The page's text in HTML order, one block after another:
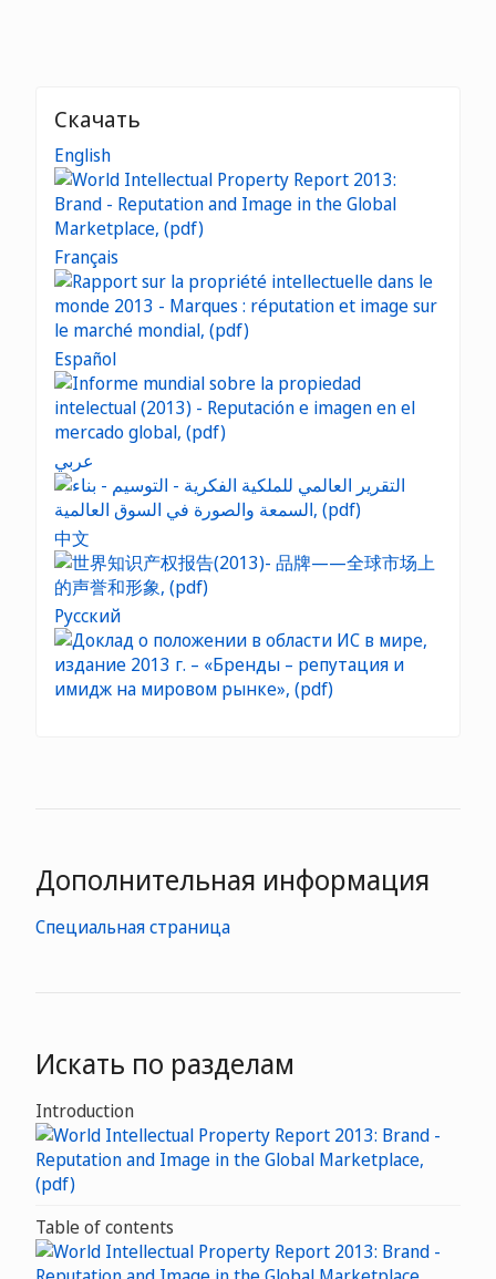
Скачать
English
Français
Español
عربي
中文
Русский
Дополнительная информация
Специальная страница
Искать по разделам
Introduction
Table of contents